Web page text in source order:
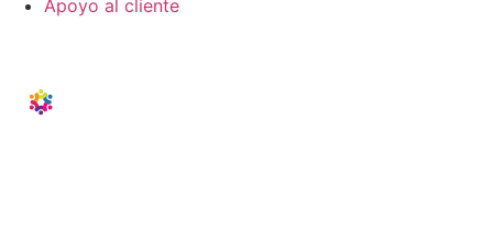
Apoyo al cliente